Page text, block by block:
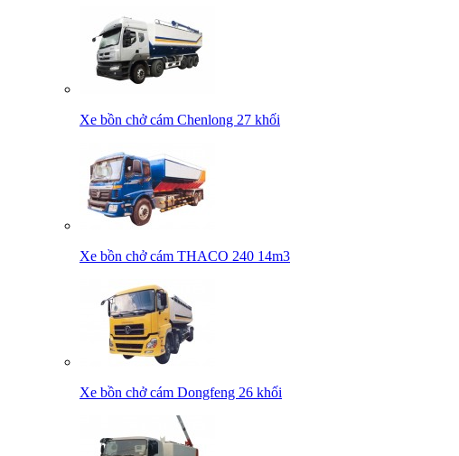
Xe bồn chở cám Chenlong 27 khối
Xe bồn chở cám THACO 240 14m3
Xe bồn chở cám Dongfeng 26 khối